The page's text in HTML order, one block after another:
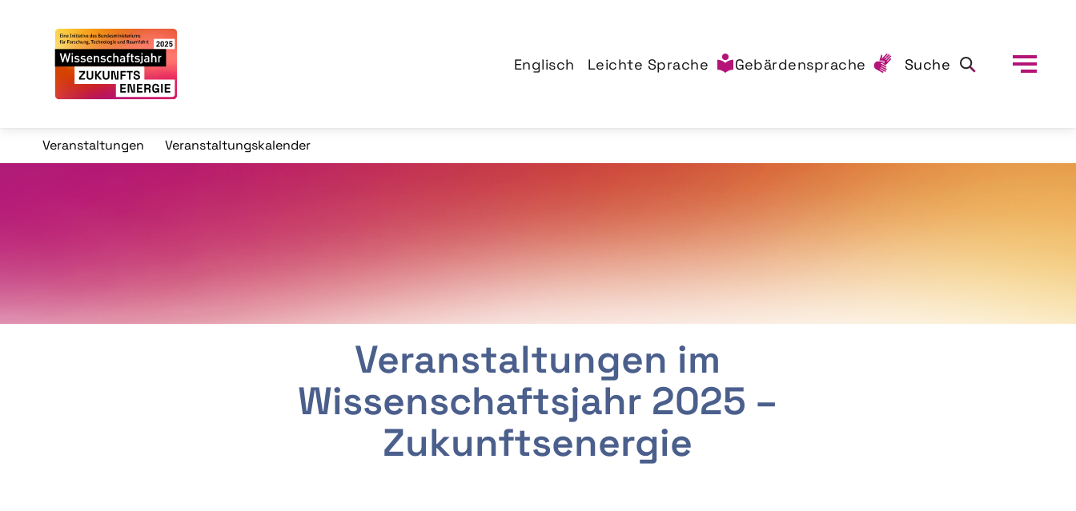
Englisch Leichte Sprache Gebärdensprache Suche
Veranstaltungen Veranstaltungskalender
Veranstaltungen im
Wissenschaftsjahr 2025 –
Zukunftsenergie